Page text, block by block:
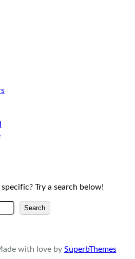
Try a search below!
A
r
Search
with love by SuperbThemes